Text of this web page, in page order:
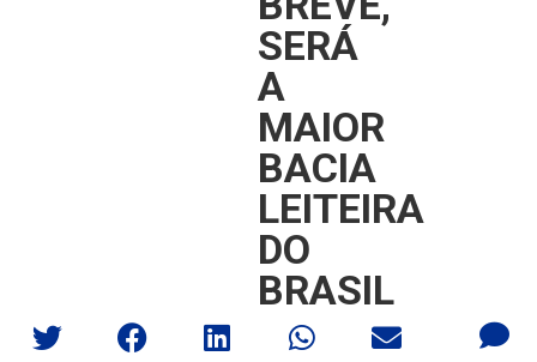
SERÁ
A
MAIOR
BACIA
LEITEIRA
DO
BRASIL